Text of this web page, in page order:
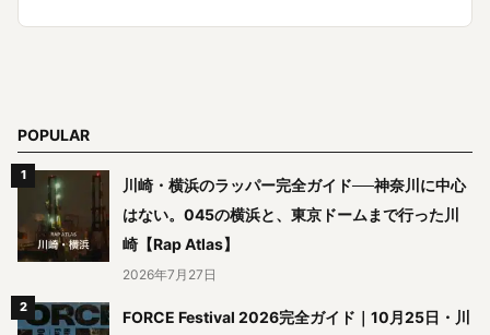
POPULAR
川崎・横浜のラッパー完全ガイド──神奈川に中心
はない。045の横浜と、東京ドームまで行った川
崎【Rap Atlas】
2026年7月27日
FORCE Festival 2026完全ガイド｜10月25日・川